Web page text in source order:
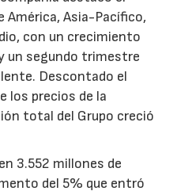
Asia-Pacífico,
con un crecimiento
un segundo trimestre
Descontado el
los precios de la
total del Grupo creció
3.552 millones de
del 5% que entró